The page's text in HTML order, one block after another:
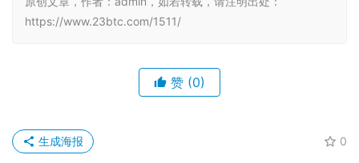
https://www.23btc.com/1511/
赞 (0)
0
生成海报